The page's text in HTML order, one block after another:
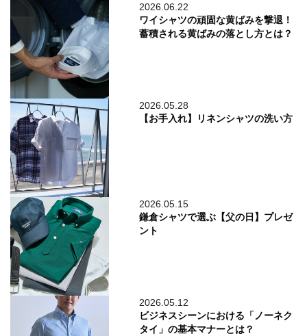
2026.06.22
ワイシャツの頑固な黄ばみを撃退！
蓄積される黄ばみの落とし方とは？
2026.05.28
【お手入れ】リネンシャツの洗い方
2026.05.15
鎌倉シャツで選ぶ【父の日】プレゼ
ント
2026.05.12
ビジネスシーンにおける「ノーネク
タイ」の基本マナーとは？